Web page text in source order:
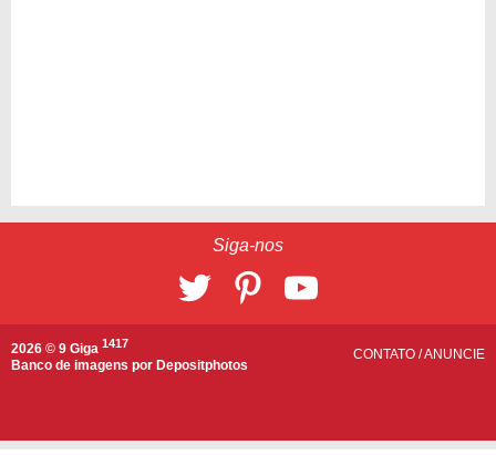
Siga-nos
2026 © 9 Giga 1417
Banco de imagens por Depositphotos
CONTATO /ANUNCIE